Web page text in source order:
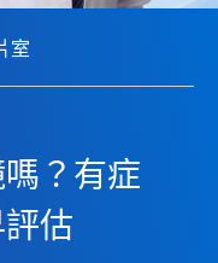
室
？有症
估